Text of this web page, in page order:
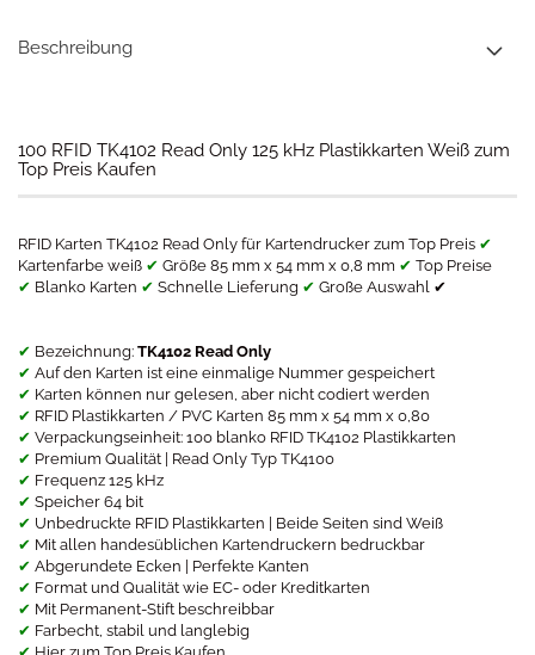
Beschreibung
100 ​RFID TK4102 Read Only 125 kHz Plastikkarten Weiß zum
Top Preis Kaufen
RFID Karten TK4102 Read Only für Kartendrucker zum Top Preis ✔
Kartenfarbe weiß ✔ Größe 85 mm x 54 mm x 0,8 mm ✔ Top Preise
✔ Blanko Karten ✔ Schnelle Lieferung ✔ Große Auswahl ✔
✔ Bezeichnung: TK4102 Read Only
✔ Auf den Karten ist eine einmalige Nummer gespeichert
✔ Karten können nur gelesen, aber nicht codiert werden
✔ RFID Plastikkarten / PVC Karten 85 mm x 54 mm x 0,80
✔ Verpackungseinheit: 100 blanko RFID TK4102 Plastikkarten
✔ Premium Qualität | Read Only Typ TK4100
✔ Frequenz 125 kHz
✔ Speicher 64 bit
✔ Unbedruckte RFID Plastikkarten | Beide Seiten sind Weiß
✔ Mit allen handesüblichen Kartendruckern bedruckbar
✔ Abgerundete Ecken | Perfekte Kanten
✔ Format und Qualität wie EC- oder Kreditkarten
✔ Mit Permanent-Stift beschreibbar
✔ Farbecht, stabil und langlebig